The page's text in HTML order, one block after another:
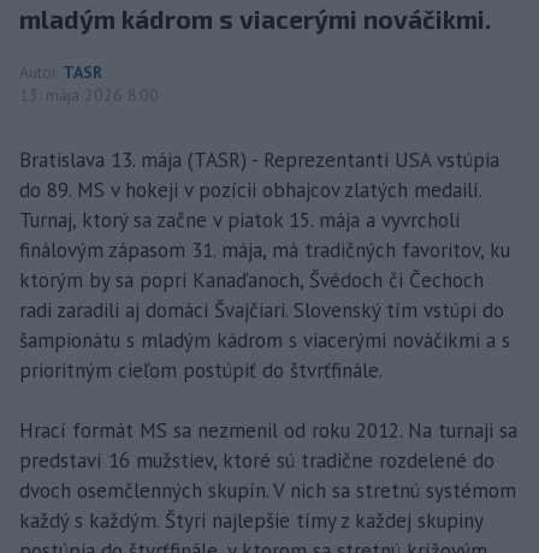
mladým kádrom s viacerými nováčikmi.
Autor TASR
13. mája 2026 8:00
Bratislava 13. mája (TASR) - Reprezentanti USA vstúpia
do 89. MS v hokeji v pozícii obhajcov zlatých medailí.
Turnaj, ktorý sa začne v piatok 15. mája a vyvrcholí
finálovým zápasom 31. mája, má tradičných favoritov, ku
ktorým by sa popri Kanaďanoch, Švédoch či Čechoch
radi zaradili aj domáci Švajčiari. Slovenský tím vstúpi do
šampionátu s mladým kádrom s viacerými nováčikmi a s
prioritným cieľom postúpiť do štvrťfinále.
Hrací formát MS sa nezmenil od roku 2012. Na turnaji sa
predstaví 16 mužstiev, ktoré sú tradične rozdelené do
dvoch osemčlenných skupín. V nich sa stretnú systémom
každý s každým. Štyri najlepšie tímy z každej skupiny